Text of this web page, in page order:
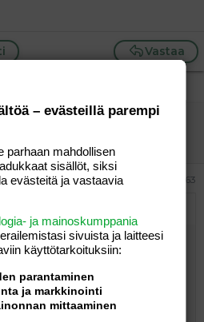
Vastaa
#163
runosta?
– evästeillä parempi
parhaan mahdollisen
sisällöt, siksi
evästeitä ja vastaavia
ja mainoskumppania
sivuista ja laitteesi
käyttötarkoituksiin:
parantaminen
ja markkinointi
mittaaminen